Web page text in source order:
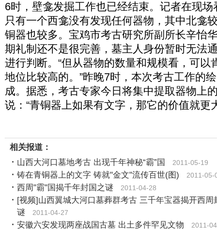
6时，壁龛发掘工作也已经结束。记者在现
只有一个西龛没有发现任何器物，其中北龛
铜器也较多。宝鸡市考古研究所副所长辛怡
期礼制还不是很完善，墓主人身份暂时无法
进行判断。“但从器物的数量和规模看，可以
地位比较高的。”昨晚7时，本次考古工作的
成。据悉，考古专家今日将集中提取器物上
说：“青铜器上如果有文字，那它的价值就更
相关报道：
山西大河口墓地考古 出现千年神秘“霸”国
2011-05-19
铸在青铜器上的文字 铸就"金文"流传百世(图) 2011-05-
西周"霸"国揭千年封国之谜 2011-04-28
[视频]山西翼城大河口墓葬群考古 三千年宝器揭开西周
谜
2011-04-27
安徽六安发现两座战国古墓 出土多件罕见文物 2011-